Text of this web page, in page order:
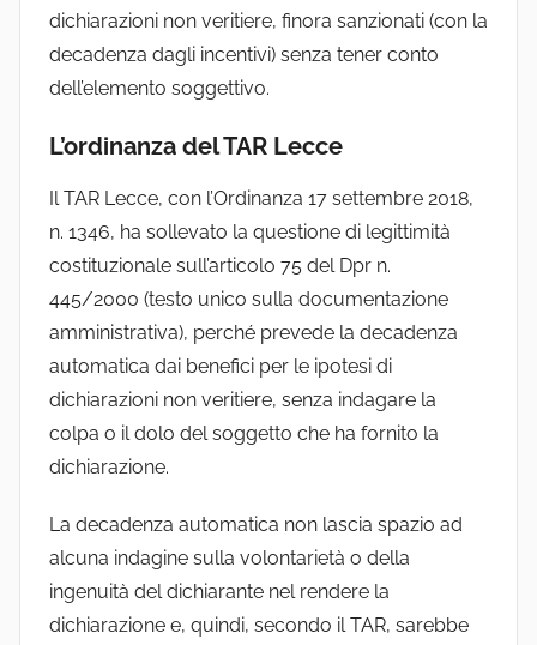
dichiarazioni non veritiere, finora sanzionati (con la
decadenza dagli incentivi) senza tener conto
dell’elemento soggettivo.
L’ordinanza del TAR Lecce
Il TAR Lecce, con l’Ordinanza 17 settembre 2018,
n. 1346, ha sollevato la questione di legittimità
costituzionale sull’articolo 75 del Dpr n.
445/2000 (testo unico sulla documentazione
amministrativa), perché prevede la decadenza
automatica dai benefici per le ipotesi di
dichiarazioni non veritiere, senza indagare la
colpa o il dolo del soggetto che ha fornito la
dichiarazione.
La decadenza automatica non lascia spazio ad
alcuna indagine sulla volontarietà o della
ingenuità del dichiarante nel rendere la
dichiarazione e, quindi, secondo il TAR, sarebbe